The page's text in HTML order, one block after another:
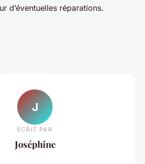
d’éventuelles réparations.
J
ECRIT PAR
Joséphine